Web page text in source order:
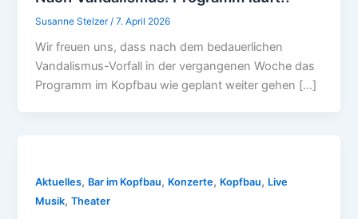
Susanne Stelzer /7. April 2026
Wir freuen uns, dass nach dem bedauerlichen
Vandalismus-Vorfall in der vergangenen Woche das
Programm im Kopfbau wie geplant weiter gehen […]
Aktuelles, Bar im Kopfbau, Konzerte, Kopfbau, Live
Musik,Theater